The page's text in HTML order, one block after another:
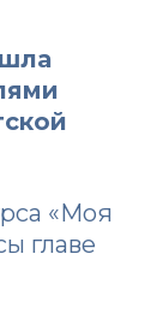
«Моя
главе